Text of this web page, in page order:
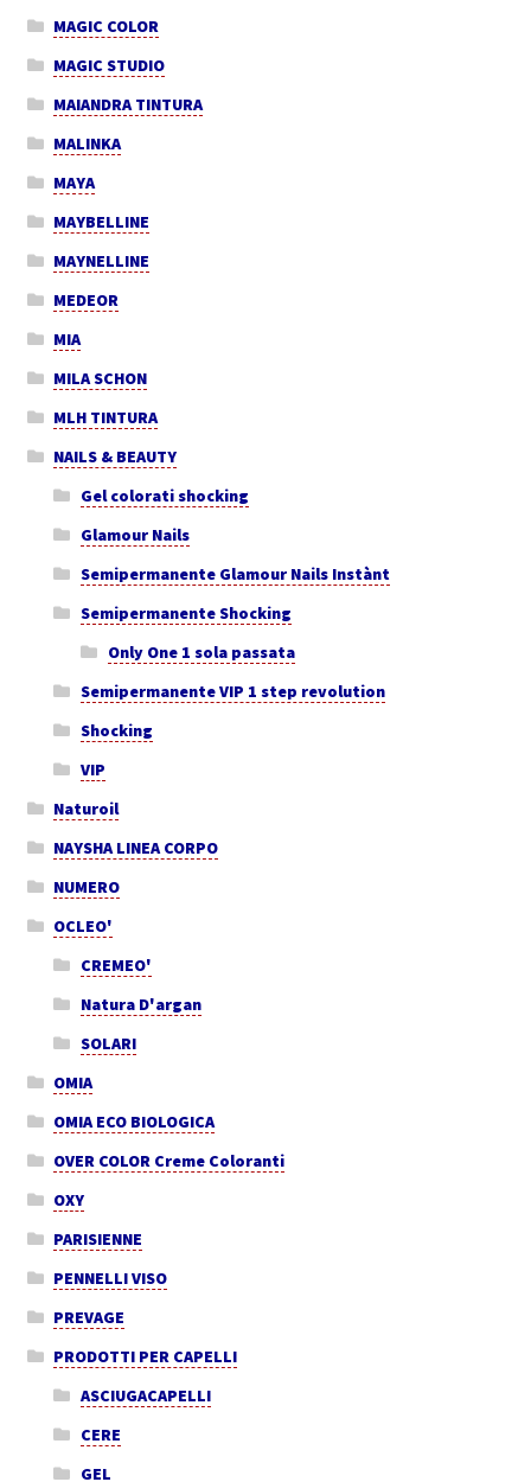
MAGIC COLOR
MAGIC STUDIO
MAIANDRA TINTURA
MALINKA
MAYA
MAYBELLINE
MAYNELLINE
MEDEOR
MIA
MILA SCHON
MLH TINTURA
NAILS & BEAUTY
Gel colorati shocking
Glamour Nails
Semipermanente Glamour Nails Instànt
Semipermanente Shocking
Only One 1 sola passata
Semipermanente VIP 1 step revolution
Shocking
VIP
Naturoil
NAYSHA LINEA CORPO
NUMERO
OCLEO'
CREMEO'
Natura D'argan
SOLARI
OMIA
OMIA ECO BIOLOGICA
OVER COLOR Creme Coloranti
OXY
PARISIENNE
PENNELLI VISO
PREVAGE
PRODOTTI PER CAPELLI
ASCIUGACAPELLI
CERE
GEL